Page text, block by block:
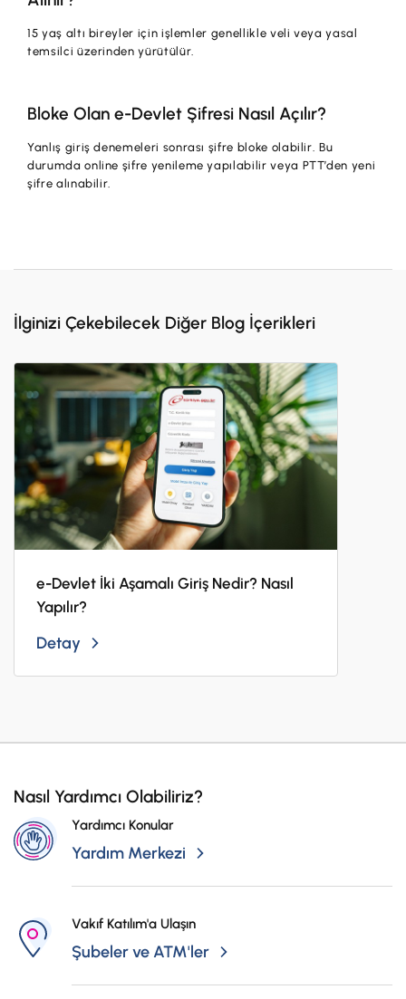
15 yaş altı bireyler için işlemler genellikle veli veya yasal
temsilci üzerinden yürütülür.
Bloke Olan e-Devlet Şifresi Nasıl Açılır?
Yanlış giriş denemeleri sonrası şifre bloke olabilir. Bu
durumda online şifre yenileme yapılabilir veya PTT’den yeni
şifre alınabilir.
İlginizi Çekebilecek Diğer Blog İçerikleri
e-Devlet İki Aşamalı Giriş Nedir? Nasıl
Yapılır?
Detay
Nasıl Yardımcı Olabiliriz?
Yardımcı Konular
Yardım Merkezi
Vakıf Katılım'a Ulaşın
Şubeler ve ATM'ler